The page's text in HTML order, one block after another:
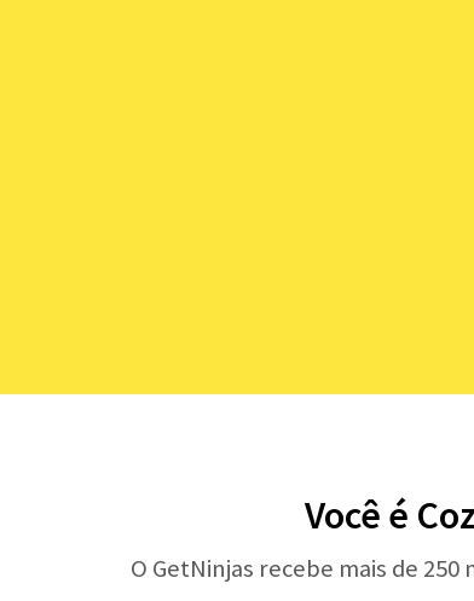
Você é
O GetNinjas recebe mais de